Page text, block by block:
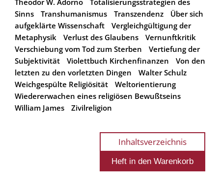
Sinns
Transhumanismus Transzendenz
Über sich
aufgeklärte Wissenschaft
Vergleichgültigung der
Metaphysik
Verlust des Glaubens
Vernunftkritik
Verschiebung vom Tod zum Sterben
Vertiefung der
Subjektivität
Violettbuch Kirchenfinanzen
Von den
letzten zu den vorletzten Dingen
Walter Schulz
Weichgespülte Religiösität
Weltorientierung
Wiedererwachen eines religiösen Bewußtseins
William James
Zivilreligion
Inhaltsverzeichnis